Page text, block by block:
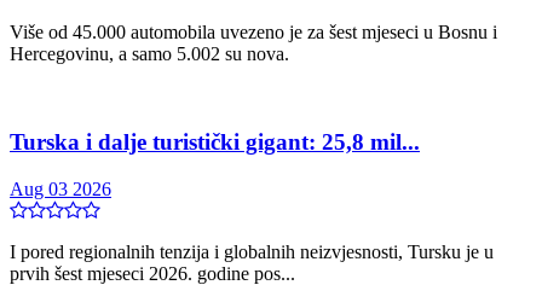
Više od 45.000 automobila uvezeno je za šest mjeseci u Bosnu i
Hercegovinu, a samo 5.002 su nova.
Turska i dalje turistički gigant: 25,8 mil...
Aug 03 2026
I pored regionalnih tenzija i globalnih neizvjesnosti, Tursku je u
prvih šest mjeseci 2026. godine pos...